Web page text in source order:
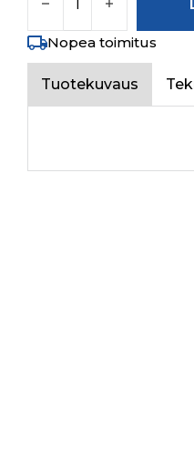
Nopea toimitus
Tuotekuvaus